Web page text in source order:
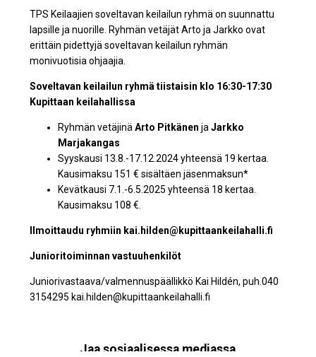
TPS Keilaajien soveltavan keilailun ryhmä on suunnattu
lapsille ja nuorille. Ryhmän vetäjät Arto ja Jarkko ovat
erittäin pidettyjä soveltavan keilailun ryhmän
monivuotisia ohjaajia.
Soveltavan keilailun ryhmä tiistaisin klo 16:30-17:30
Kupittaan keilahallissa
Ryhmän vetäjinäArto Pitkänen jaJarkko
Marjakangas
Syyskausi 13.8.-17.12.2024 yhteensä 19 kertaa.
Kausimaksu 151 € sisältäen jäsenmaksun*
Kevätkausi 7.1.-6.5.2025 yhteensä 18 kertaa.
Kausimaksu 108 €.
Ilmoittaudu ryhmiin kai.hilden@kupittaankeilahalli.fi
Junioritoiminnan vastuuhenkilöt
Juniorivastaava/valmennuspäällikkö Kai Hildén, puh.040
3154295 kai.hilden@kupittaankeilahalli.fi
Jaa sosiaalisessa mediassa